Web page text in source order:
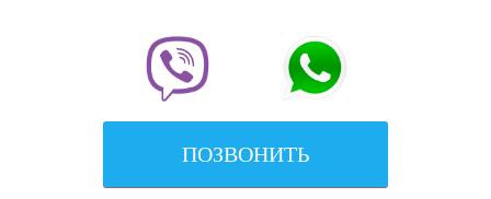
ПОЗВОНИТЬ